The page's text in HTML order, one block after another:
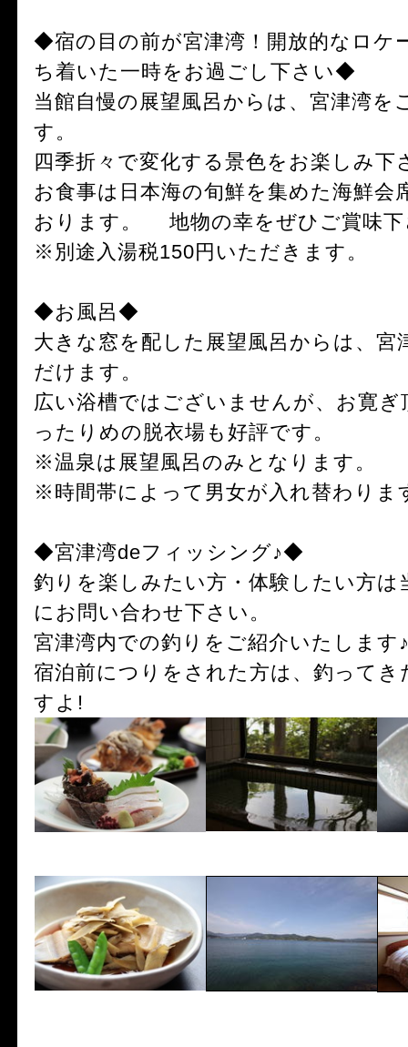
◆宿の目の前が宮津湾！開放的なロケ
ち着いた一時をお過ごし下さい◆
当館自慢の展望風呂からは、宮津湾を
す。
四季折々で変化する景色をお楽しみ下
お食事は日本海の旬鮮を集めた海鮮会
おります。 地物の幸をぜひご賞味下
※別途入湯税150円いただきます。
◆お風呂◆
大きな窓を配した展望風呂からは、宮
だけます。
広い浴槽ではございませんが、お寛
ったりめの脱衣場も好評です。
※温泉は展望風呂のみとなります。
※時間帯によって男女が入れ替わりま
◆宮津湾deフィッシング♪◆
釣りを楽しみたい方・体験したい方は
にお問い合わせ下さい。
宮津湾内での釣りをご紹介いたします
宿泊前につりをされた方は、釣ってき
すよ!